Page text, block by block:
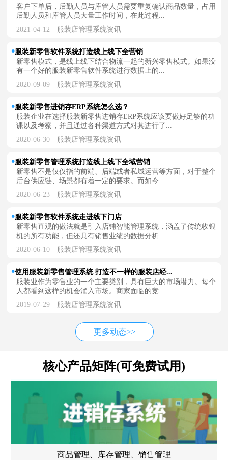
客户下单后，后勤人员与库管人员需要重复确认商品数量，占用
后勤人员和库管人员大量工作时间，在此过程...
2021-04-12 服装店管理系统资讯
服装新零售软件系统打造线上线下全营销
新零售模式，是线上线下结合物流一起的新兴零售模式。如果没
有一个好的服装新零售软件系统进行数据上的...
2020-09-09 服装店管理系统资讯
服装新零售进销存ERP系统怎么选？
服装企业在选择服装新零售进销存ERP系统应该要做好足够的功
课以及考察，并且通过各种渠道方式对其进行了...
2020-06-30 服装店管理系统资讯
服装新零售管理系统打造线上线下全域营销
新零售不是仅仅指的前端、后端或者私域运营等方面，对于整个
后台供应链、场景都有着一定的要求。而如今...
2020-06-23 服装店管理系统资讯
服装新零售软件系统走进线下门店
新零售直观的做法就是引入店铺智能管理系统，涵盖了传统收银
机的所有功能，但还具有销售业绩的数据分析...
2020-06-10 服装店管理系统资讯
使用服装新零售管理系统 打造不一样的服装店经...
服装业作为零售业的一个主要类别，具有巨大的市场潜力。每个
人都看到这样的机会涌入市场。商家面临的竞...
2019-07-29 服装店管理系统资讯
更多动态>>
核心产品矩阵(可免费试用)
商品管理、库存管理、销售管理